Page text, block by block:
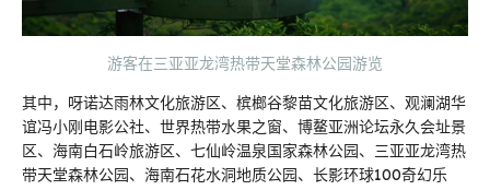
游客在三亚亚龙湾热带天堂森林公园游览
其中，呀诺达雨林文化旅游区、槟榔谷黎苗文化旅游区、观澜湖华
谊冯小刚电影公社、世界热带水果之窗、博鳌亚洲论坛永久会址景
区、海南白石岭旅游区、七仙岭温泉国家森林公园、三亚亚龙湾热
带天堂森林公园、海南石花水洞地质公园、长影环球100奇幻乐